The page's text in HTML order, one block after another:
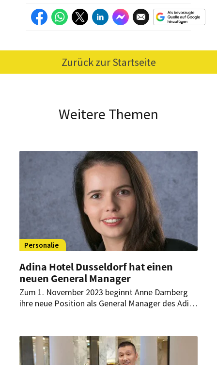
Zurück zur Startseite
Weitere Themen
Personalie
Adina Hotel Dusseldorf hat einen
neuen General Manager
Zum 1. November 2023 beginnt Anne Damberg
ihre neue Position als General Manager des Adina